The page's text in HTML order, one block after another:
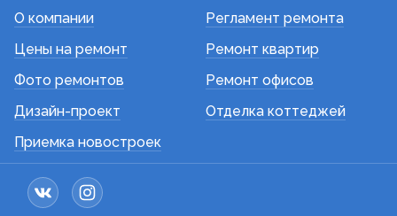
О компании
Цены на ремонт
Фото ремонтов
Дизайн-проект
Приемка новостроек
Регламент ремонта
Ремонт квартир
Ремонт офисов
Отделка коттеджей